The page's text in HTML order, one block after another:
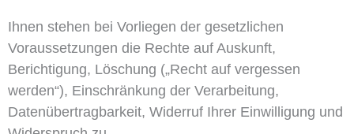
Ihnen stehen bei Vorliegen der gesetzlichen
Voraussetzungen die Rechte auf Auskunft,
Berichtigung, Löschung („Recht auf vergessen
werden“), Einschränkung der Verarbeitung,
Datenübertragbarkeit, Widerruf Ihrer Einwilligung und